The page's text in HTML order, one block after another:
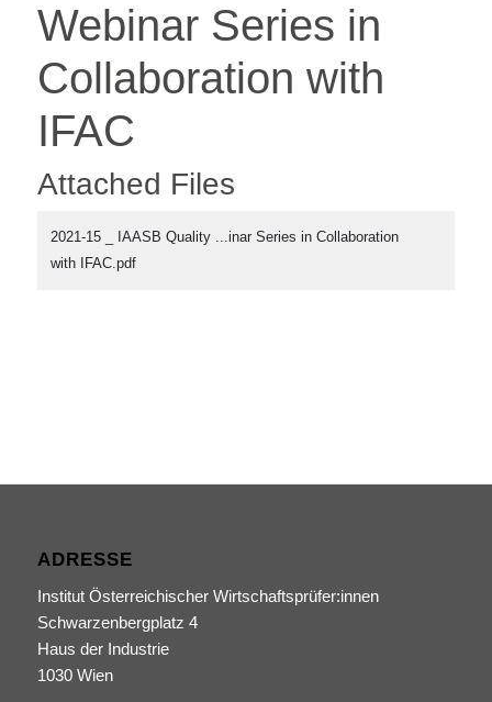
Webinar Series in
Collaboration with
IFAC
Attached Files
2021-15 _ IAASB Quality ...inar Series in Collaboration
with IFAC.pdf
ADRESSE
Institut Österreichischer Wirtschaftsprüfer:innen
Schwarzenbergplatz 4
Haus der Industrie
1030 Wien